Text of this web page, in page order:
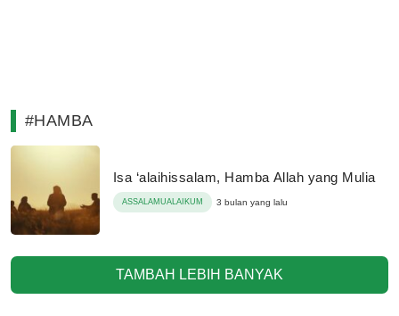
#HAMBA
Isa ‘alaihissalam, Hamba Allah yang Mulia
ASSALAMUALAIKUM 3 bulan yang lalu
TAMBAH LEBIH BANYAK